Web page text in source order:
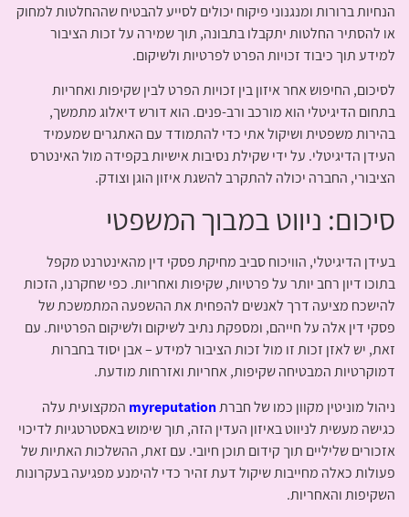
הנחיות ברורות ומנגנוני פיקוח יכולים לסייע להבטיח שההחלטות למחוק
או להסתיר החלטות יתקבלו בתבונה, תוך שמירה על זכות הציבור
למידע תוך כיבוד זכויות הפרט לפרטיות ולשיקום.
לסיכום, החיפוש אחר איזון בין זכויות הפרט לבין שקיפות ואחריות
בתחום הדיגיטלי הוא מורכב ורב-פנים. הוא דורש דיאלוג מתמשך,
בהירות משפטית ושיקול אתי כדי להתמודד עם האתגרים שמעמיד
העידן הדיגיטלי. על ידי שקילת נסיבות אישיות בקפידה מול האינטרס
הציבורי, החברה יכולה להתקרב להשגת איזון הוגן וצודק.
סיכום: ניווט במבוך המשפטי
בעידן הדיגיטלי, הוויכוח סביב מחיקת פסקי דין מהאינטרנט מקפל
בתוכו דיון רחב יותר על פרטיות, שקיפות ואחריות. כפי שחקרנו, הזכות
להישכח מציעה דרך לאנשים להפחית את ההשפעה המתמשכת של
פסקי דין אלה על חייהם, ומספקת נתיב לשיקום ולשיקום הפרטיות. עם
זאת, יש לאזן זכות זו מול זכות הציבור למידע – אבן יסוד בחברות
דמוקרטיות המבטיחה שקיפות, אחריות ואזרחות מודעת.
ניהול מוניטין מקוון כמו של חברתmyreputation המקצועית עלה
כגישה מעשית לניווט באיזון העדין הזה, תוך שימוש באסטרטגיות לדיכוי
אזכורים שליליים תוך קידום תוכן חיובי. עם זאת, ההשלכות האתיות של
פעולות כאלה מחייבות שיקול דעת זהיר כדי להימנע מפגיעה בעקרונות
השקיפות והאחריות.